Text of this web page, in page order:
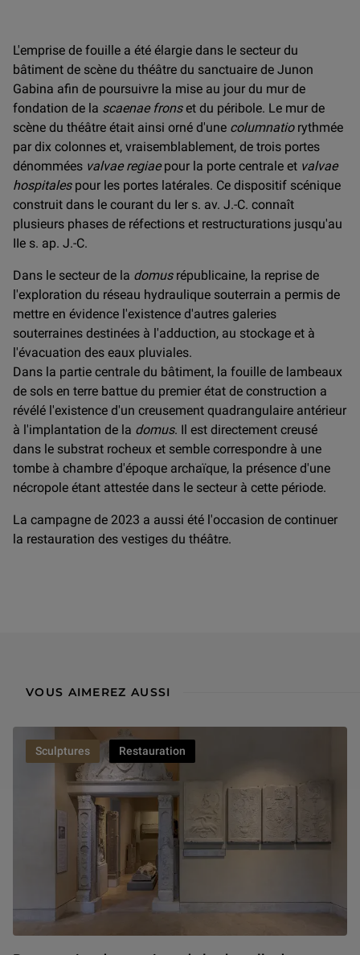
L'emprise de fouille a été élargie dans le secteur du
bâtiment de scène du théâtre du sanctuaire de Junon
Gabina afin de poursuivre la mise au jour du mur de
fondation de la scaenae fronset du péribole. Le mur de
scène du théâtre était ainsi orné d'une columnatiorythmée
par dix colonnes et, vraisemblablement, de trois portes
dénommées valvae regiaepour la porte centrale et valvae
hospitalespour les portes latérales. Ce dispositif scénique
construit dans le courant du Ier s. av. J.-C. connaît
plusieurs phases de réfections et restructurations jusqu'au
IIe s. ap. J.-C.
Dans le secteur de la domusrépublicaine, la reprise de
l'exploration du réseau hydraulique souterrain a permis de
mettre en évidence l'existence d'autres galeries
souterraines destinées à l'adduction, au stockage et à
l'évacuation des eaux pluviales.
Dans la partie centrale du bâtiment, la fouille de lambeaux
de sols en terre battue du premier état de construction a
révélé l'existence d'un creusement quadrangulaire antérieur
à l'implantation de la domus. Il est directement creusé
dans le substrat rocheux et semble correspondre à une
tombe à chambre d'époque archaïque, la présence d'une
nécropole étant attestée dans le secteur à cette période.
La campagne de 2023 a aussi été l'occasion de continuer
la restauration des vestiges du théâtre.
VOUS AIMEREZ AUSSI
Sculptures Restauration